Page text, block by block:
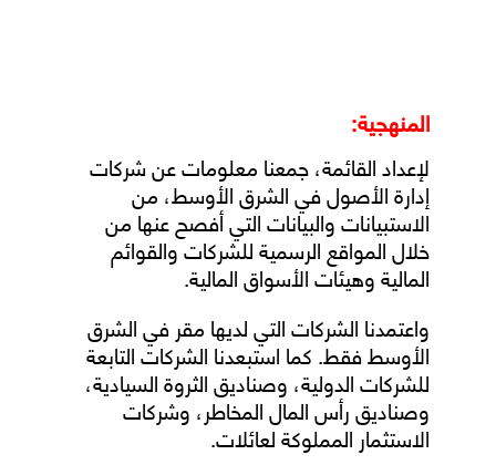
المنهجية:
لإعداد القائمة، جمعنا معلومات عن شركات
إدارة الأصول في الشرق الأوسط، من
الاستبيانات والبيانات التي أفصح عنها من
خلال المواقع الرسمية للشركات والقوائم
المالية وهيئات الأسواق المالية.
واعتمدنا الشركات التي لديها مقر في الشرق
الأوسط فقط. كما استبعدنا الشركات التابعة
للشركات الدولية، وصناديق الثروة السيادية،
وصناديق رأس المال المخاطر، وشركات
الاستثمار المملوكة لعائلات.